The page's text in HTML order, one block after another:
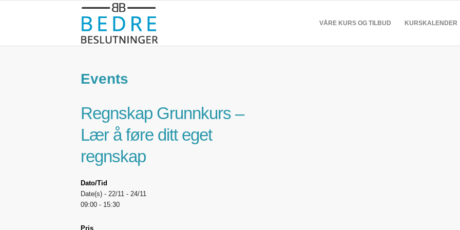
VÅRE KURS OG TILBUD KURSKALENDER
Events
Regnskap Grunnkurs –
Lær å føre ditt eget
regnskap
Dato/Tid
Date(s) - 22/11 - 24/11
09:00 - 15:30
Pris